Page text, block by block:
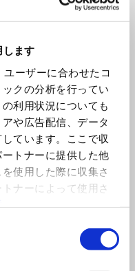
します
ーザーに合わせたコ
クの分析を行ってい
利用状況についても
や広告配信、データ
ています。ここで収
トナーに提供した他
使用した際に収集さ
ナーによって使用さ
ストを尽くし、ヨーロ
がり、強力なライバル
に向けて準備を整え、
は予測不可能で過酷な
何が起こるか分かりま
尽くします。ヨーロッ
からベストを尽くし、